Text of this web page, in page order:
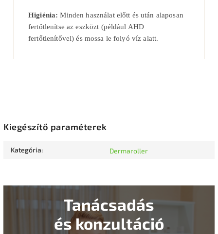
Higiénia: Minden használat előtt és után alaposan
fertőtlenítse az eszközt (például AHD
fertőtlenítővel) és mossa le folyó víz alatt.
Kiegészítő paraméterek
Kategória: Dermaroller
Tanácsadás
és konzultáció